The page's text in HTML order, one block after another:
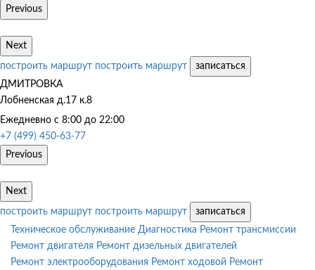
Previous
Next
построить маршрут построить маршрут
записаться
ДМИТРОВКА
Лобненская д.17 к.8
Ежедневно с 8:00 до 22:00
+7 (499) 450-63-77
Previous
Next
построить маршрут построить маршрут
записаться
Техническое обслуживание Диагностика Ремонт трансмиссии
Ремонт двигателя Ремонт дизельных двигателей
Ремонт электрооборудования Ремонт ходовой Ремонт